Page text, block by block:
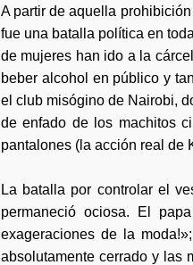
A partir de aquella
fue una batalla política en
de mujeres han ido a la
beber alcohol en público y
el club misógino de Nairobi,
de enfado de los machitos
pantalones (la acción real de
La batalla por controlar el
permaneció ociosa. El
exageraciones de la
absolutamente cerrado y las